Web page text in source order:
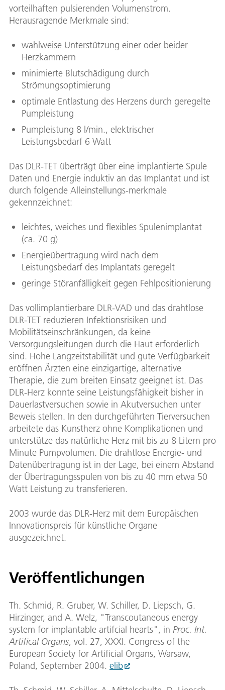
vorteilhaften pulsierenden Volumenstrom.
Herausragende Merkmale sind:
wahlweise Unterstützung einer oder beider
Herzkammern
minimierte Blutschädigung durch
Strömungsoptimierung
optimale Entlastung des Herzens durch geregelte
Pumpleistung
Pumpleistung 8 l/min., elektrischer
Leistungsbedarf 6 Watt
Das DLR-TET überträgt über eine implantierte Spule
Daten und Energie induktiv an das Implantat und ist
durch folgende Alleinstellungs-merkmale
gekennzeichnet:
leichtes, weiches und flexibles Spulenimplantat
(ca. 70 g)
Energieübertragung wird nach dem
Leistungsbedarf des Implantats geregelt
geringe Störanfälligkeit gegen Fehlpositionierung
Das vollimplantierbare DLR-VAD und das drahtlose
DLR-TET reduzieren Infektionsrisiken und
Mobilitätseinschränkungen, da keine
Versorgungsleitungen durch die Haut erforderlich
sind. Hohe Langzeitstabilität und gute Verfügbarkeit
eröffnen Ärzten eine einzigartige, alternative
Therapie, die zum breiten Einsatz geeignet ist. Das
DLR-Herz konnte seine Leistungsfähigkeit bisher in
Dauerlastversuchen sowie in Akutversuchen unter
Beweis stellen. In den durchgeführten Tierversuchen
arbeitete das Kunstherz ohne Komplikationen und
unterstütze das natürliche Herz mit bis zu 8 Litern pro
Minute Pumpvolumen. Die drahtlose Energie- und
Datenübertragung ist in der Lage, bei einem Abstand
der Übertragungsspulen von bis zu 40 mm etwa 50
Watt Leistung zu transferieren.
2003 wurde das DLR-Herz mit dem Europäischen
Innovationspreis für künstliche Organe
ausgezeichnet.
Veröffentlichungen
Th. Schmid, R. Gruber, W. Schiller, D. Liepsch, G.
Hirzinger, and A. Welz, "Transcoutaneous energy
system for implantable artifcial hearts", in Proc. Int.
Artifical Organs, vol. 27, XXXI. Congress of the
European Society for Artificial Organs, Warsaw,
Poland, September 2004. elib